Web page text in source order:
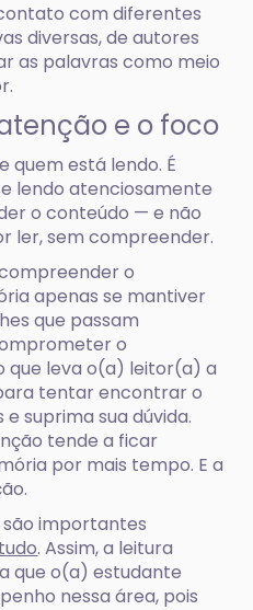
com diferentes
diversas, de autores
as palavras como meio
e o foco
quem está lendo. É
lendo atenciosamente
o conteúdo — e não
ler, sem compreender.
o
apenas se mantiver
que passam
o
que leva o(a) leitor(a) a
tentar encontrar o
e suprima sua dúvida.
tende a ficar
por mais tempo. E a
importantes
. Assim, a leitura
que o(a) estudante
nessa área, pois